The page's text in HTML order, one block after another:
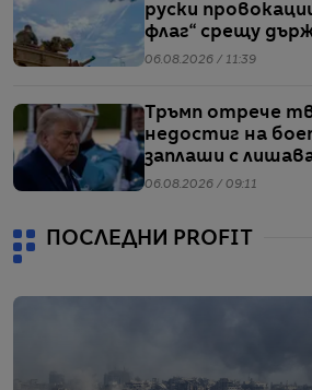
руски
флаг“ срещу
Балтийския
06.08.2026 / 11:39
Тръмп отрече
недостиг на
заплаши с
хората, които
06.08.2026 / 09:11
ПОСЛЕДНИ PROFIT